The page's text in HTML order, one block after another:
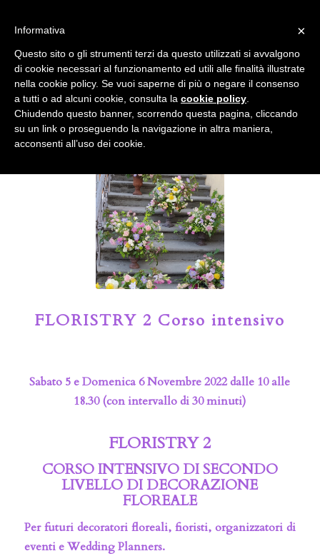
Il Blog del Garden Club di Bologna
FLORISTRY 2 Corso intensivo
Sabato 5 e Domenica 6 Novembre 2022 dalle 10 alle
18.30 (con intervallo di 30 minuti)
FLORISTRY 2
CORSO INTENSIVO DI SECONDO
LIVELLO DI DECORAZIONE
FLOREALE
Per futuri decoratori floreali, fioristi, organizzatori di
eventi e Wedding Planners.
accetta l'uso dei cookies previsto nella pagina dedicata.
Fai clic per abilitare/disabilitare il tracciamento di
Google Analytics.
OK Privacy e cookie policy
×
Informativa
Questo sito o gli strumenti terzi da questo utilizzati si avvalgono
di cookie necessari al funzionamento ed utili alle finalità illustrate
nella cookie policy. Se vuoi saperne di più o negare il consenso
a tutti o ad alcuni cookie, consulta la cookie policy
Chiudendo questo banner, scorrendo questa pagina, cliccando
su un link o proseguendo la navigazione in altra maniera,
acconsenti all’uso dei cookie.